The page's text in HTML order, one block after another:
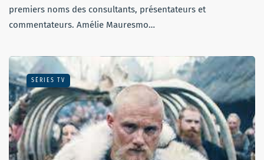
premiers noms des consultants, présentateurs et
commentateurs. Amélie Mauresmo…
SÉRIES TV